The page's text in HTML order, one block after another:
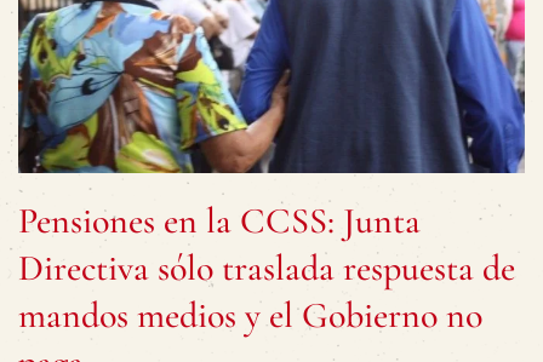
Pensiones en la CCSS: Junta
Directiva sólo traslada respuesta de
mandos medios y el Gobierno no